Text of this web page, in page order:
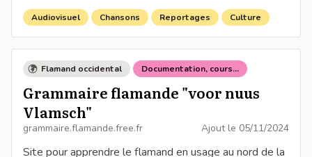
Audiovisuel Chansons Reportages Culture
Flamand occidental Documentation, cours...
Grammaire flamande "voor nuus
Vlamsch"
grammaire.flamande.free.fr Ajout le 05/11/2024
Site pour apprendre le flamand en usage au nord de la